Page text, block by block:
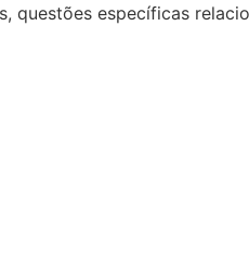
específicas